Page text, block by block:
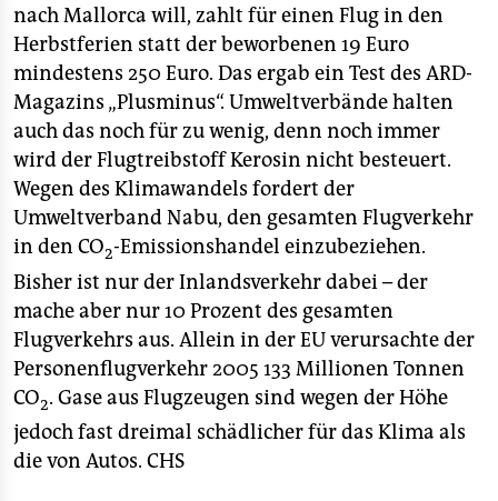
verlag
verlag
veranstaltungen
shop
fragen & hilfe
unterstützen
abo
genossenschaft
epaper login
nach Mallorca will, zahlt für einen Flug in den
Herbstferien statt der beworbenen 19 Euro
mindestens 250 Euro. Das ergab ein Test des ARD-
Magazins „Plusminus“. Umweltverbände halten
auch das noch für zu wenig, denn noch immer
wird der Flugtreibstoff Kerosin nicht besteuert.
Wegen des Klimawandels fordert der
Umweltverband Nabu, den gesamten Flugverkehr
in den CO2-Emissionshandel einzubeziehen.
Bisher ist nur der Inlandsverkehr dabei – der
mache aber nur 10 Prozent des gesamten
Flugverkehrs aus. Allein in der EU verursachte der
Personenflugverkehr 2005 133 Millionen Tonnen
CO2. Gase aus Flugzeugen sind wegen der Höhe
jedoch fast dreimal schädlicher für das Klima als
die von Autos. CHS